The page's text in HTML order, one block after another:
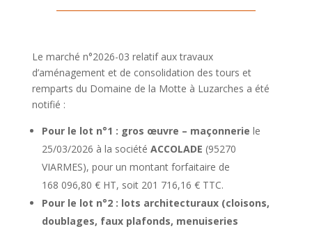
Le marché n°2026-03 relatif aux travaux
d’aménagement et de consolidation des tours et
remparts du Domaine de la Motte à Luzarches a été
notifié :
Pour le lot n°1 : gros œuvre – maçonnerie le
25/03/2026 à la société ACCOLADE (95270
VIARMES), pour un montant forfaitaire de
168 096,80 € HT, soit 201 716,16 € TTC.
Pour le lot n°2 : lots architecturaux (cloisons,
doublages, faux plafonds, menuiseries